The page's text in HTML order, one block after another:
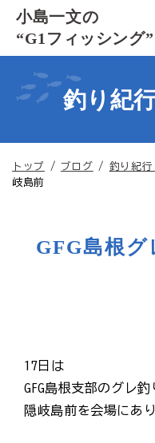
このページの本文へ
小島一文の
“G1フィッシング”
釣り紀
現
在
トップ / ブログ / 釣り紀行
岐島前
GFG島根グ
17日は
GFG島根支部のグレ
隠岐島前を会場にあ